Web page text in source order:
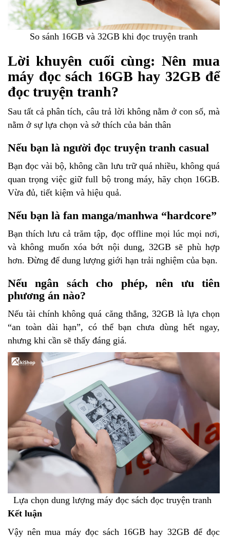
So sánh 16GB và 32GB khi đọc truyện tranh
Lời khuyên cuối cùng: Nên mua
máy đọc sách 16GB hay 32GB để
đọc truyện tranh?
Sau tất cả phân tích, câu trả lời không nằm ở con số, mà
nằm ở sự lựa chọn và sở thích của bản thân
Nếu bạn là người đọc truyện tranh casual
Bạn đọc vài bộ, không cần lưu trữ quá nhiều, không quá
quan trọng việc giữ full bộ trong máy, hãy chọn 16GB.
Vừa đủ, tiết kiệm và hiệu quả.
Nếu bạn là fan manga/manhwa “hardcore”
Bạn thích lưu cả trăm tập, đọc offline mọi lúc mọi nơi,
và không muốn xóa bớt nội dung, 32GB sẽ phù hợp
hơn. Đừng để dung lượng giới hạn trải nghiệm của bạn.
Nếu ngân sách cho phép, nên ưu tiên
phương án nào?
Nếu tài chính không quá căng thẳng, 32GB là lựa chọn
“an toàn dài hạn”, có thể bạn chưa dùng hết ngay,
nhưng khi cần sẽ thấy đáng giá.
Lựa chọn dung lượng máy đọc sách đọc truyện tranh
Kết luận
Vậy nên mua máy đọc sách 16GB hay 32GB để đọc